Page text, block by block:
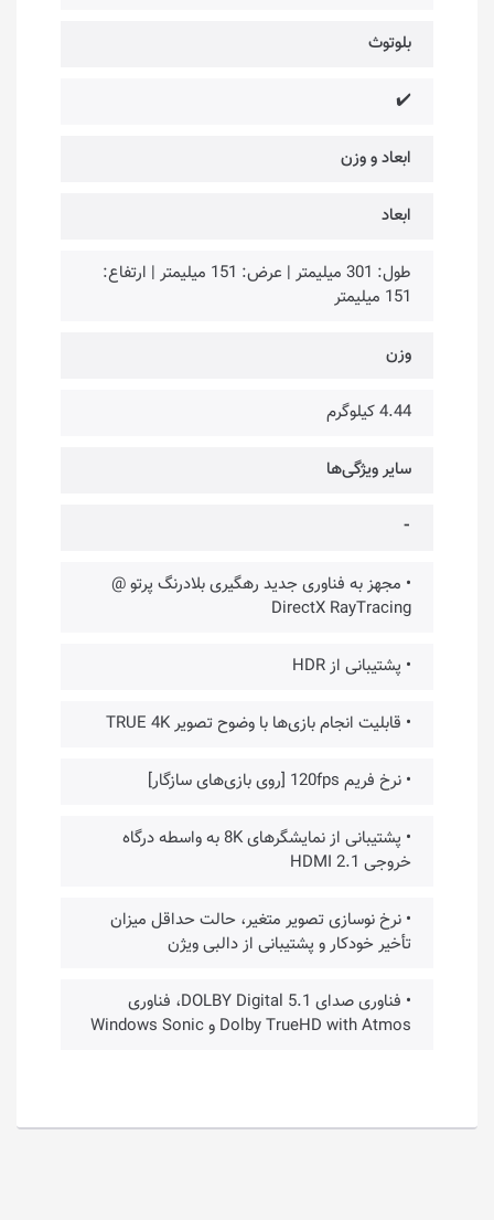
بلوتوث
✔️
ابعاد و وزن
ابعاد
طول: 301 میلیمتر | عرض: 151 میلیمتر | ارتفاع:
151 میلیمتر
وزن
4.44 کیلوگرم
سایر ویژگی‌ها
⁃
• مجهز به فناوری جدید رهگیری بلادرنگ پرتو @
DirectX RayTracing
• پشتیبانی از HDR
• قابلیت انجام بازی‌ها با وضوح تصویر TRUE 4K
• نرخ فریم 120fps [روی بازی‌های سازگار]
• پشتیبانی از نمایشگرهای 8K به واسطه درگاه
خروجی HDMI 2.1
• نرخ نوسازی تصویر متغیر، حالت حداقل میزان
تأخیر خودکار و پشتیبانی از دالبی ویژن
• فناوری صدای DOLBY Digital 5.1، فناوری
Dolby TrueHD with Atmos و Windows Sonic